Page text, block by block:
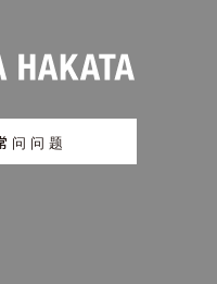
问问题